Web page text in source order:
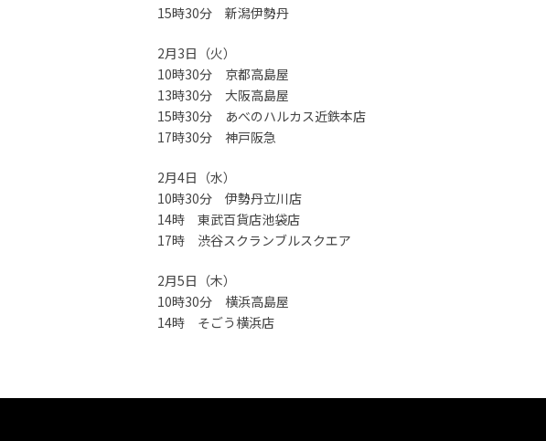
15時30分 新潟伊勢丹
2月3日（火）
10時30分 京都高島屋
13時30分 大阪高島屋
15時30分 あべのハルカス近鉄本店
17時30分 神戸阪急
2月4日（水）
10時30分 伊勢丹立川店
14時 東武百貨店池袋店
17時 渋谷スクランブルスクエア
2月5日（木）
10時30分 横浜高島屋
14時 そごう横浜店